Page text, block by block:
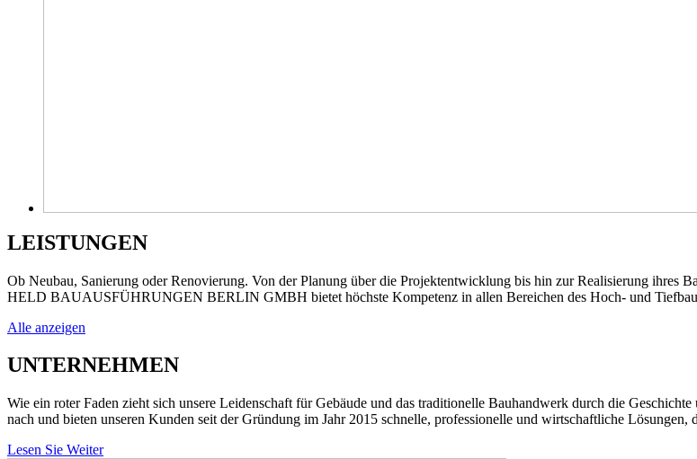
LEISTUNGEN
Ob Neubau, Sanierung oder Renovierung. Von der Planung über die Projektentwicklung bis hin zur Realisierung ihres
HELD BAUAUSFÜHRUNGEN BERLIN GMBH bietet höchste Kompetenz in allen Bereichen des Hoch- und
Alle anzeigen
UNTERNEHMEN
Wie ein roter Faden zieht sich unsere Leidenschaft für Gebäude und das traditionelle Bauhandwerk durch die
nach und bieten unseren Kunden seit der Gründung im Jahr 2015 schnelle, professionelle und wirtschaftliche
Lesen Sie Weiter